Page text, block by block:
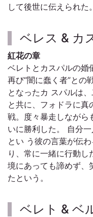
して後世に伝えられた。
ベレス & カ
紅花の章
ベレトとカスパルの婚
再び“闇に蠢く者”との
となったカ スパルは
と共に、フォドラに
戦。度々暴走しながら
いに勝利した。 自分
とい う彼の言葉が伝
り、常に一緒に行動
境にあっても諦めず、
たという。
ベレト & ベ